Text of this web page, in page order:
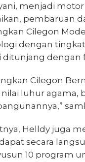
menjadi
pembaruan
Cilegon
dengan
dengan
Cilegon
nilai luhur agama,
Helldy juga
secara
10 program